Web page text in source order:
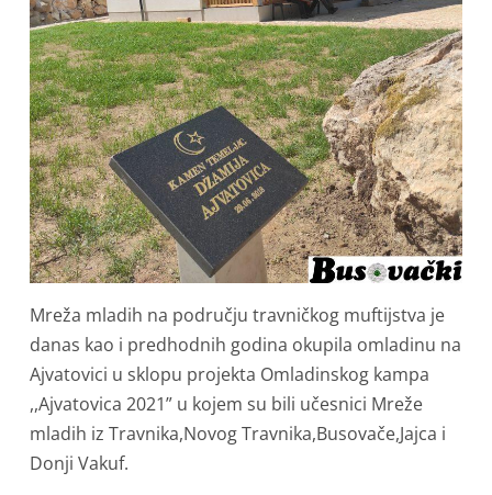
Mreža mladih na području travničkog muftijstva je
danas kao i predhodnih godina okupila omladinu na
Ajvatovici u sklopu projekta Omladinskog kampa
,,Ajvatovica 2021” u kojem su bili učesnici Mreže
mladih iz Travnika,Novog Travnika,Busovače,Jajca i
Donji Vakuf.